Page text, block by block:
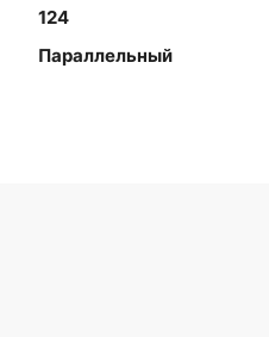
124
Параллельный